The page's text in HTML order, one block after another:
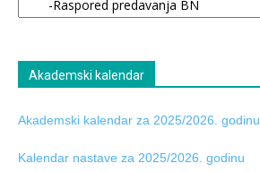
Akademski kalendar
Akademski kalendar za 2025/2026. godinu
Kalendar nastave za 2025/2026. godinu